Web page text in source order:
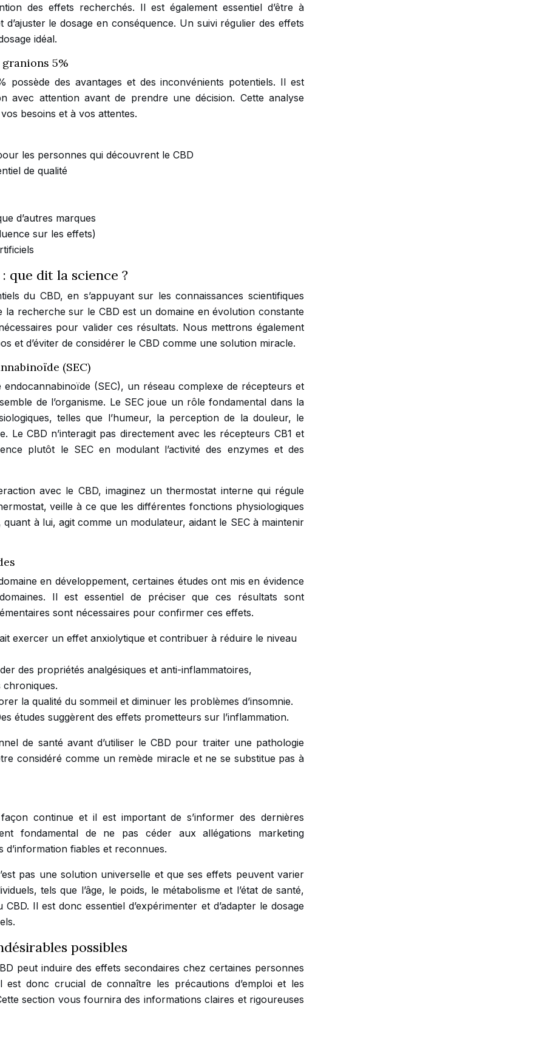
des effets recherchés. Il est également essentiel d’être à
le dosage en conséquence. Un suivi régulier des effets
idéal.
5%
possède des avantages et des inconvénients potentiels. Il est
avec attention avant de prendre une décision. Cette analyse
besoins et à vos attentes.
les personnes qui découvrent le CBD
de qualité
d’autres marques
sur les effets)
que dit la science ?
du CBD, en s’appuyant sur les connaissances scientifiques
la recherche sur le CBD est un domaine en évolution constante
pour valider ces résultats. Nous mettrons également
et d’éviter de considérer le CBD comme une solution miracle.
(SEC)
(SEC), un réseau complexe de récepteurs et
de l’organisme. Le SEC joue un rôle fondamental dans la
telles que l’humeur, la perception de la douleur, le
Le CBD n’interagit pas directement avec les récepteurs CB1 et
plutôt le SEC en modulant l’activité des enzymes et des
avec le CBD, imaginez un thermostat interne qui régule
veille à ce que les différentes fonctions physiologiques
à lui, agit comme un modulateur, aidant le SEC à maintenir
en développement, certaines études ont mis en évidence
Il est essentiel de préciser que ces résultats sont
sont nécessaires pour confirmer ces effets.
exercer un effet anxiolytique et contribuer à réduire le niveau
des propriétés analgésiques et anti-inflammatoires,
chroniques.
la qualité du sommeil et diminuer les problèmes d’insomnie.
études suggèrent des effets prometteurs sur l’inflammation.
de santé avant d’utiliser le CBD pour traiter une pathologie
considéré comme un remède miracle et ne se substitue pas à
continue et il est important de s’informer des dernières
fondamental de ne pas céder aux allégations marketing
d’information fiables et reconnues.
pas une solution universelle et que ses effets peuvent varier
tels que l’âge, le poids, le métabolisme et l’état de santé,
Il est donc essentiel d’expérimenter et d’adapter le dosage
possibles
peut induire des effets secondaires chez certaines personnes
est donc crucial de connaître les précautions d’emploi et les
section vous fournira des informations claires et rigoureuses